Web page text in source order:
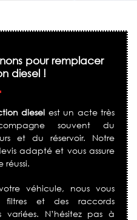
pour remplacer
diesel !
diesel est un acte très
souvent du
et du réservoir. Notre
adapté et vous assure
véhicule, nous vous
et des raccords
N’hésitez pas à